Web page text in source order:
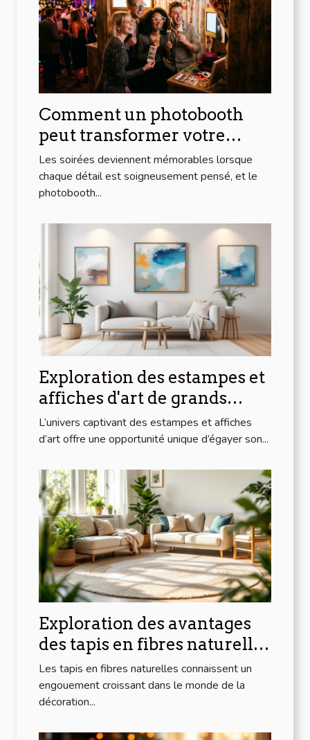
Comment un photobooth
peut transformer votre
soirée
Les soirées deviennent mémorables lorsque
chaque détail est soigneusement pensé, et le
photobooth...
Exploration des estampes et
affiches d'art de grands
artistes modernes à prix
abordables
L’univers captivant des estampes et affiches
d’art offre une opportunité unique d’égayer son...
Exploration des avantages
des tapis en fibres naturelles
pour la maison
Les tapis en fibres naturelles connaissent un
engouement croissant dans le monde de la
décoration...